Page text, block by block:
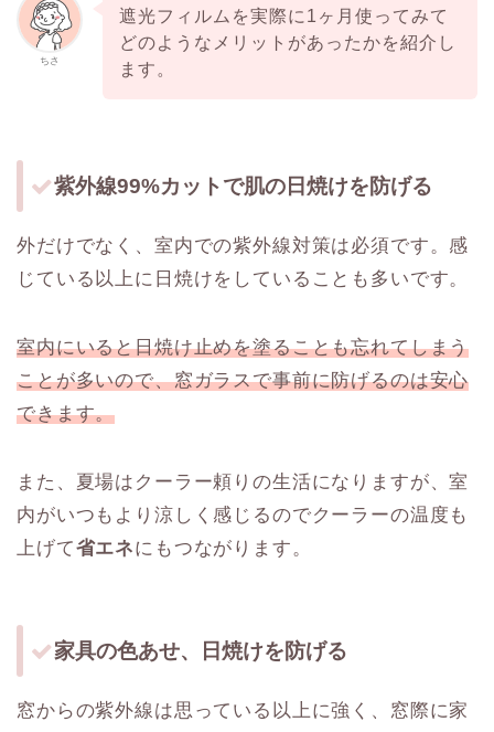
ちさ
遮光フィルムを実際に1ヶ月使ってみて
どのようなメリットがあったかを紹介し
ます。
紫外線99%カットで肌の日焼けを防げる
外だけでなく、室内での紫外線対策は必須です。感
じている以上に日焼けをしていることも多いです。
室内にいると日焼け止めを塗ることも忘れてしまう
ことが多いので、窓ガラスで事前に防げるのは安心
できます。
また、夏場はクーラー頼りの生活になりますが、室
内がいつもより涼しく感じるのでクーラーの温度も
上げて省エネにもつながります。
家具の色あせ、日焼けを防げる
窓からの紫外線は思っている以上に強く、窓際に家